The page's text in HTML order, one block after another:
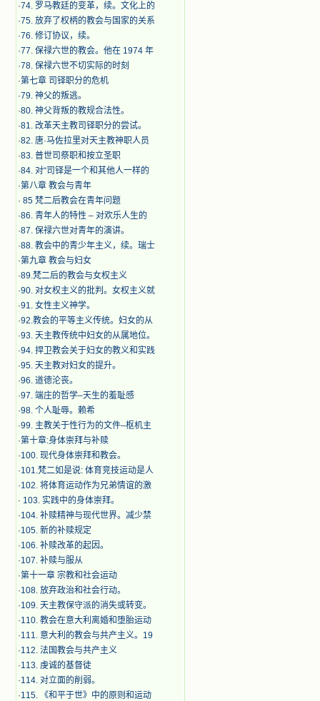
·74. 罗马教廷的变革，续。文化上的
·75. 放弃了权柄的教会与国家的关系
·76. 修订协议，续。
·77. 保禄六世的教会。他在 1974 年
·78. 保禄六世不切实际的时刻
·第七章 司铎职分的危机
·79. 神父的叛逃。
·80. 神父背叛的教规合法性。
·81. 改革天主教司铎职分的尝试。
·82. 唐·马佐拉里对天主教神职人员
·83. 普世司祭职和按立圣职
·84. 对“司铎是一个和其他人一样的
·第八章 教会与青年
· ​ 85 梵二后教会在青年问题
·86. 青年人的特性 – 对欢乐人生的
·87. 保禄六世对青年的演讲。
·88. 教会中的青少年主义，续。瑞士
·第九章 教会与妇女
·89.梵二后的教会与女权主义
·90. 对女权主义的批判。女权主义就
·91. 女性主义神学。
·92.教会的平等主义传统。妇女的从
·93. 天主教传统中妇女的从属地位。
·94. 捍卫教会关于妇女的教义和实践
·95. 天主教对妇女的提升。
·96. 道德沦丧。
·97. 端庄的哲学–天生的羞耻感
·98. 个人耻辱。赖希
·99. 主教关于性行为的文件–枢机主
·第十章:身体崇拜与补赎
·100. 现代身体崇拜和教会。
·101.梵二如是说: 体育竞技运动是人
·102. 将体育运动作为兄弟情谊的激
· 103. 实践中的身体崇拜。
·104. 补赎精神与现代世界。减少禁
·105. 新的补赎规定
·106. 补赎改革的起因。
·107. 补赎与服从
·第十一章 宗教和社会运动
·108. 放弃政治和社会行动。
·109. 天主教保守派的消失或转变。
·110. 教会在意大利离婚和堕胎运动
·111. 意大利的教会与共产主义。19
·112. 法国教会与共产主义
·113. 虔诚的基督徒
·114. 对立面的削弱。
·115. 《和平于世》中的原则和运动